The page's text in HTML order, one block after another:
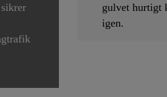
gulvet hurtigt
igen.